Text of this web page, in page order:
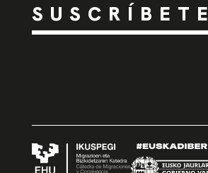
SUSCRÍBETE